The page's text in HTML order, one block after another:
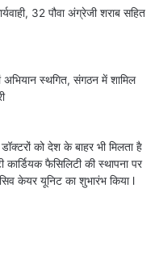
32 पौवा अंग्रेजी शराब सहित
अभियान स्थगित, संगठन में शामिल
को देश के बाहर भी मिलता है
फैसिलिटी की स्थापना पर
केयर यूनिट का शुभारंभ किया l